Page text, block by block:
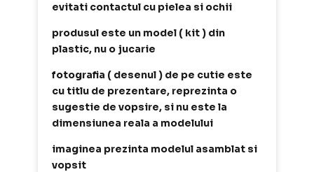
evitati contactul cu pielea si ochii
produsul este un model ( kit ) din
plastic, nu o jucarie
fotografia ( desenul ) de pe cutie este
cu titlu de prezentare, reprezinta o
sugestie de vopsire, si nu este la
dimensiunea reala a modelului
imaginea prezinta modelul asamblat si
vopsit